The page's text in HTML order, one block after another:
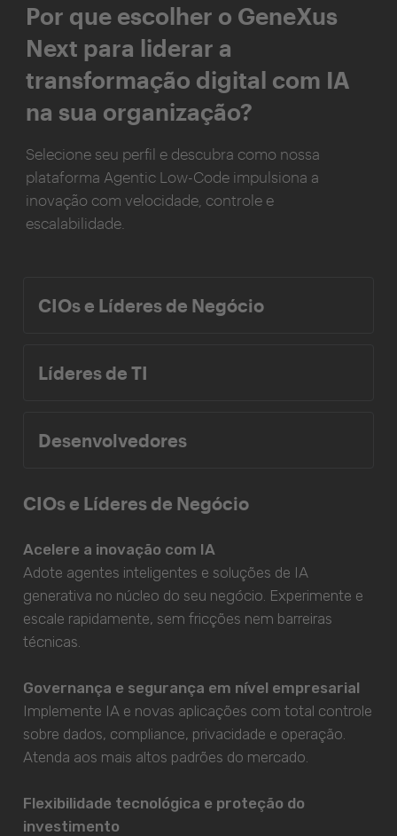
Por que escolher o GeneXus
Next para liderar a
transformação digital com IA
na sua organização?
Selecione seu perfil e descubra como nossa
plataforma Agentic Low-Code impulsiona a
inovação com velocidade, controle e
escalabilidade.
CIOs e Líderes de Negócio
Líderes de TI
Desenvolvedores
CIOs e Líderes de Negócio
Acelere a inovação com IA
Adote agentes inteligentes e soluções de IA
generativa no núcleo do seu negócio. Experimente e
escale rapidamente, sem fricções nem barreiras
técnicas.
Governança e segurança em nível empresarial
Implemente IA e novas aplicações com total controle
sobre dados, compliance, privacidade e operação.
Atenda aos mais altos padrões do mercado.
Flexibilidade tecnológica e proteção do
investimento